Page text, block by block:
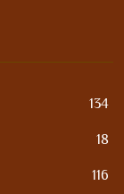
134
18
116